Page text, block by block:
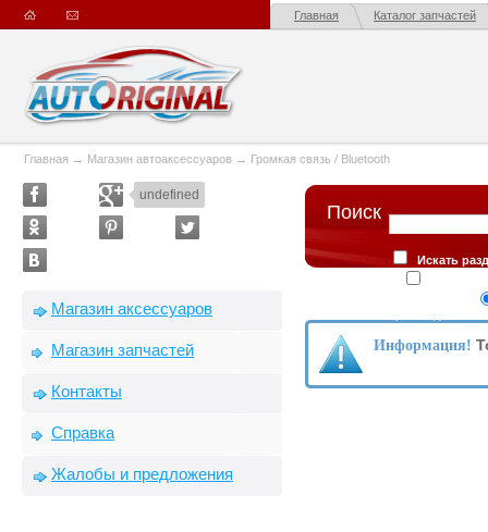
Главная Каталог запчастей
Главная → Магазин автоаксессуаров → Громкая связь / Bluetooth
undefined
Магазин аксессуаров
Магазин запчастей
Контакты
Справка
Жалобы и предложения
Поиск
Искать
Информация!